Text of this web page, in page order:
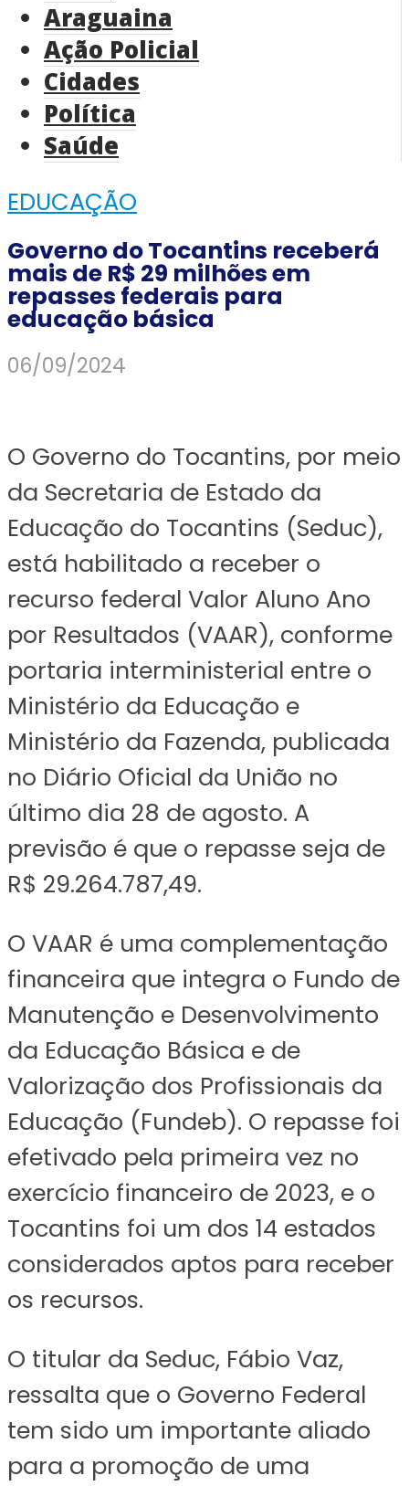
Araguaina
Ação Policial
Cidades
Política
Saúde
EDUCAÇÃO
Governo do Tocantins receberá
mais de R$ 29 milhões em
repasses federais para
educação básica
06/09/2024
O Governo do Tocantins, por meio
da Secretaria de Estado da
Educação do Tocantins (Seduc),
está habilitado a receber o
recurso federal Valor Aluno Ano
por Resultados (VAAR), conforme
portaria interministerial entre o
Ministério da Educação e
Ministério da Fazenda, publicada
no Diário Oficial da União no
último dia 28 de agosto. A
previsão é que o repasse seja de
R$ 29.264.787,49.
O VAAR é uma complementação
financeira que integra o Fundo de
Manutenção e Desenvolvimento
da Educação Básica e de
Valorização dos Profissionais da
Educação (Fundeb). O repasse foi
efetivado pela primeira vez no
exercício financeiro de 2023, e o
Tocantins foi um dos 14 estados
considerados aptos para receber
os recursos.
O titular da Seduc, Fábio Vaz,
ressalta que o Governo Federal
tem sido um importante aliado
para a promoção de uma